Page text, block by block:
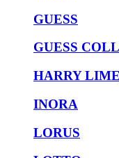
GUESS
GUESS
HARRY LIME
INORA
LORUS